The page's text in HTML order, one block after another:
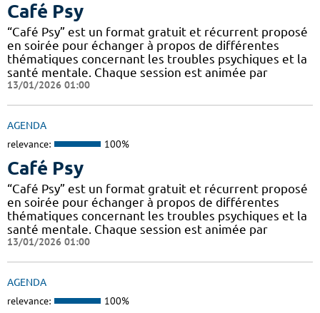
Café Psy
“Café Psy” est un format gratuit et récurrent proposé
en soirée pour échanger à propos de différentes
thématiques concernant les troubles psychiques et la
santé mentale. Chaque session est animée par
13/01/2026 01:00
AGENDA
relevance: 100%
Café Psy
“Café Psy” est un format gratuit et récurrent proposé
en soirée pour échanger à propos de différentes
thématiques concernant les troubles psychiques et la
santé mentale. Chaque session est animée par
13/01/2026 01:00
AGENDA
relevance: 100%